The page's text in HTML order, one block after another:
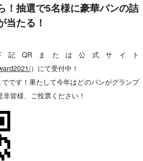
！抽選で5名様に豪華パンの詰
当たる！
記QRまたは公式サイト
）にて受付中！
です！果たして今年はどのパンがグランプ
皆様、ご投票ください！